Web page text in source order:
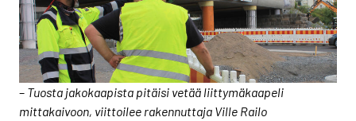
– Tuosta jakokaapista pitäisi vetää liittymäkaapeli
mittakaivoon, viittoilee rakennuttaja Ville Railo